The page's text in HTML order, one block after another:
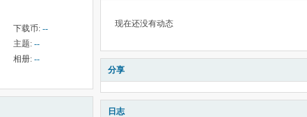
下载币: --
主题: --
相册: --
现在还没有动态
分享
日志